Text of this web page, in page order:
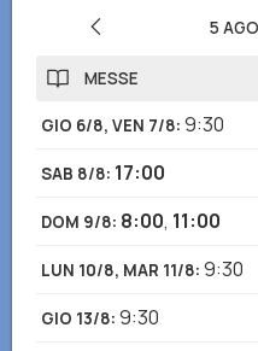
5 AGO
MESSE
GIO 6/8, VEN 7/8: 9:30
SAB 8/8: 17:00
DOM 9/8: 8:00, 11:00
LUN 10/8, MAR 11/8: 9:30
GIO 13/8: 9:30